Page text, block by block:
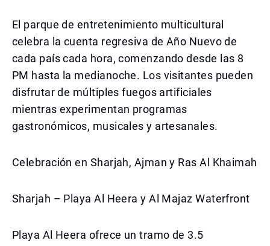
El parque de entretenimiento multicultural
celebra la cuenta regresiva de Año Nuevo de
cada país cada hora, comenzando desde las 8
PM hasta la medianoche. Los visitantes pueden
disfrutar de múltiples fuegos artificiales
mientras experimentan programas
gastronómicos, musicales y artesanales.
Celebración en Sharjah, Ajman y Ras Al Khaimah
Sharjah – Playa Al Heera y Al Majaz Waterfront
Playa Al Heera ofrece un tramo de 3.5